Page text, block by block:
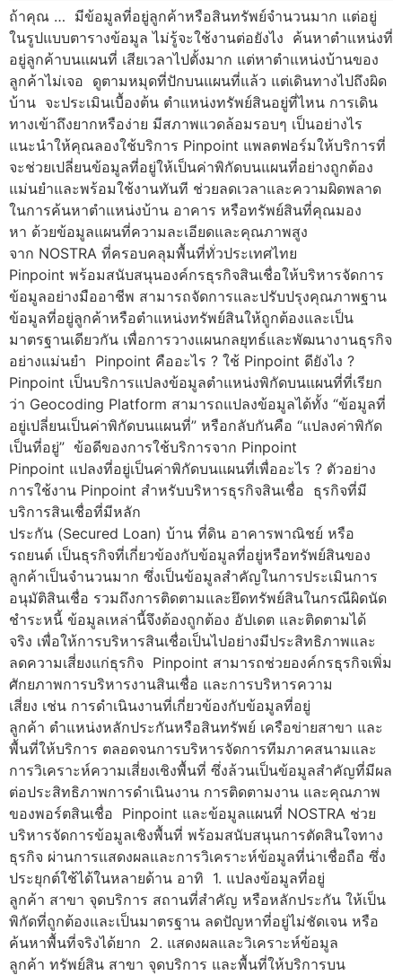
ถ้าคุณ … มีข้อมูลที่อยู่ลูกค้าหรือสินทรัพย์จำนวนมาก แต่อยู่
ในรูปแบบตารางข้อมูล ไม่รู้จะใช้งานต่อยังไง ค้นหาตำแหน่งที่
อยู่ลูกค้าบนแผนที่ เสียเวลาไปตั้งมาก แต่หาตำแหน่งบ้านของ
ลูกค้าไม่เจอ ดูตามหมุดที่ปักบนแผนที่แล้ว แต่เดินทางไปถึงผิด
บ้าน จะประเมินเบื้องต้น ตำแหน่งทรัพย์สินอยู่ที่ไหน การเดิน
ทางเข้าถึงยากหรือง่าย มีสภาพแวดล้อมรอบๆ เป็นอย่างไร
แนะนำให้คุณลองใช้บริการ Pinpoint แพลตฟอร์มให้บริการที่
จะช่วยเปลี่ยนข้อมูลที่อยู่ให้เป็นค่าพิกัดบนแผนที่อย่างถูกต้อง
แม่นยำและพร้อมใช้งานทันที ช่วยลดเวลาและความผิดพลาด
ในการค้นหาตำแหน่งบ้าน อาคาร หรือทรัพย์สินที่คุณมอง
หา ด้วยข้อมูลแผนที่ความละเอียดและคุณภาพสูง
จาก NOSTRA ที่ครอบคลุมพื้นที่ทั่วประเทศไทย
Pinpoint พร้อมสนับสนุนองค์กรธุรกิจสินเชื่อให้บริหารจัดการ
ข้อมูลอย่างมืออาชีพ สามารถจัดการและปรับปรุงคุณภาพฐาน
ข้อมูลที่อยู่ลูกค้าหรือตำแหน่งทรัพย์สินให้ถูกต้องและเป็น
มาตรฐานเดียวกัน เพื่อการวางแผนกลยุทธ์และพัฒนางานธุรกิจ
อย่างแม่นยำ Pinpoint คืออะไร ? ใช้ Pinpoint ดียังไง ?
Pinpoint เป็นบริการแปลงข้อมูลตำแหน่งพิกัดบนแผนที่ที่เรียก
ว่า Geocoding Platform สามารถแปลงข้อมูลได้ทั้ง “ข้อมูลที่
อยู่เปลี่ยนเป็นค่าพิกัดบนแผนที่” หรือกลับกันคือ “แปลงค่าพิกัด
เป็นที่อยู่” ข้อดีของการใช้บริการจาก Pinpoint
Pinpoint แปลงที่อยู่เป็นค่าพิกัดบนแผนที่เพื่ออะไร ? ตัวอย่าง
การใช้งาน Pinpoint สำหรับบริหารธุรกิจสินเชื่อ ธุรกิจที่มี
บริการสินเชื่อที่มีหลัก
ประกัน (Secured Loan) บ้าน ที่ดิน อาคารพาณิชย์ หรือ
รถยนต์ เป็นธุรกิจที่เกี่ยวข้องกับข้อมูลที่อยู่หรือทรัพย์สินของ
ลูกค้าเป็นจำนวนมาก ซึ่งเป็นข้อมูลสำคัญในการประเมินการ
อนุมัติสินเชื่อ รวมถึงการติดตามและยึดทรัพย์สินในกรณีผิดนัด
ชำระหนี้ ข้อมูลเหล่านี้จึงต้องถูกต้อง อัปเดต และติดตามได้
จริง เพื่อให้การบริหารสินเชื่อเป็นไปอย่างมีประสิทธิภาพและ
ลดความเสี่ยงแก่ธุรกิจ Pinpoint สามารถช่วยองค์กรธุรกิจเพิ่ม
ศักยภาพการบริหารงานสินเชื่อ และการบริหารความ
เสี่ยง เช่น การดำเนินงานที่เกี่ยวข้องกับข้อมูลที่อยู่
ลูกค้า ตำแหน่งหลักประกันหรือสินทรัพย์ เครือข่ายสาขา และ
พื้นที่ให้บริการ ตลอดจนการบริหารจัดการทีมภาคสนามและ
การวิเคราะห์ความเสี่ยงเชิงพื้นที่ ซึ่งล้วนเป็นข้อมูลสำคัญที่มีผล
ต่อประสิทธิภาพการดำเนินงาน การติดตามงาน และคุณภาพ
ของพอร์ตสินเชื่อ Pinpoint และข้อมูลแผนที่ NOSTRA ช่วย
บริหารจัดการข้อมูลเชิงพื้นที่ พร้อมสนับสนุนการตัดสินใจทาง
ธุรกิจ ผ่านการแสดงผลและการวิเคราะห์ข้อมูลที่น่าเชื่อถือ ซึ่ง
ประยุกต์ใช้ได้ในหลายด้าน อาทิ 1. แปลงข้อมูลที่อยู่
ลูกค้า สาขา จุดบริการ สถานที่สำคัญ หรือหลักประกัน ให้เป็น
พิกัดที่ถูกต้องและเป็นมาตรฐาน ลดปัญหาที่อยู่ไม่ชัดเจน หรือ
ค้นหาพื้นที่จริงได้ยาก 2. แสดงผลและวิเคราะห์ข้อมูล
ลูกค้า ทรัพย์สิน สาขา จุดบริการ และพื้นที่ให้บริการบน